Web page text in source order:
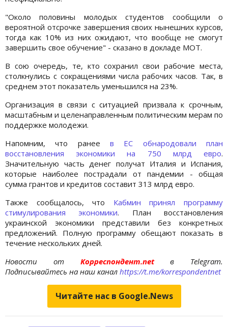
"Около половины молодых студентов сообщили о
вероятной отсрочке завершения своих нынешних курсов,
тогда как 10% из них ожидают, что вообще не смогут
завершить свое обучение" - сказано в докладе МОТ.
В сою очередь, те, кто сохранил свои рабочие места,
столкнулись с сокращениями числа рабочих часов. Так, в
среднем этот показатель уменьшился на 23%.
Организация в связи с ситуацией призвала к срочным,
масштабным и целенаправленным политическим мерам по
поддержке молодежи.
Напомним, что ранее в ЕС обнародовали план
восстановления экономики на 750 млрд евро.
Значительную часть денег получат Италия и Испания,
которые наиболее пострадали от пандемии - общая
сумма грантов и кредитов составит 313 млрд евро.
Также сообщалось, что Кабмин принял программу
стимулирования экономики. План восстановления
украинской экономики представили без конкретных
предложений. Полную программу обещают показать в
течение нескольких дней.
Новости отКорреспондент.netв Telegram.
Подписывайтесь на наш канал https://t.me/korrespondentnet
Читайте нас в Google.News